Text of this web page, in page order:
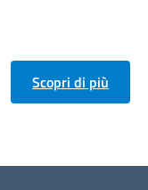
Scopri di più